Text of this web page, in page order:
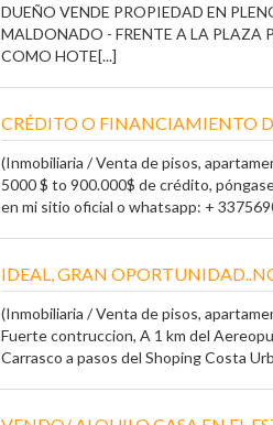
DUEÑO VENDE PROPIEDAD EN
MALDONADO - FRENTE A LA PLAZA
COMO HOTE[...]
CRÉDITO O FINANCIAMIENTO
(Inmobiliaria / Venta de pisos,
5000 $ to 900.000$ de crédito,
en mi sitio oficial o whatsapp: +
IDEAL, GRAN
(Inmobiliaria / Venta de pisos,
Fuerte contruccion, A 1 km del
Carrasco a pasos del Shoping Costa